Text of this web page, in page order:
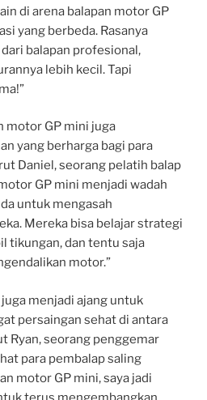
di arena balapan motor GP
yang berbeda. Rasanya
balapan profesional,
lebih kecil. Tapi
motor GP mini juga
yang berharga bagi para
Daniel, seorang pelatih balap
GP mini menjadi wadah
untuk mengasah
Mereka bisa belajar strategi
tikungan, dan tentu saja
motor.”
menjadi ajang untuk
persaingan sehat di antara
Ryan, seorang penggemar
para pembalap saling
motor GP mini, saya jadi